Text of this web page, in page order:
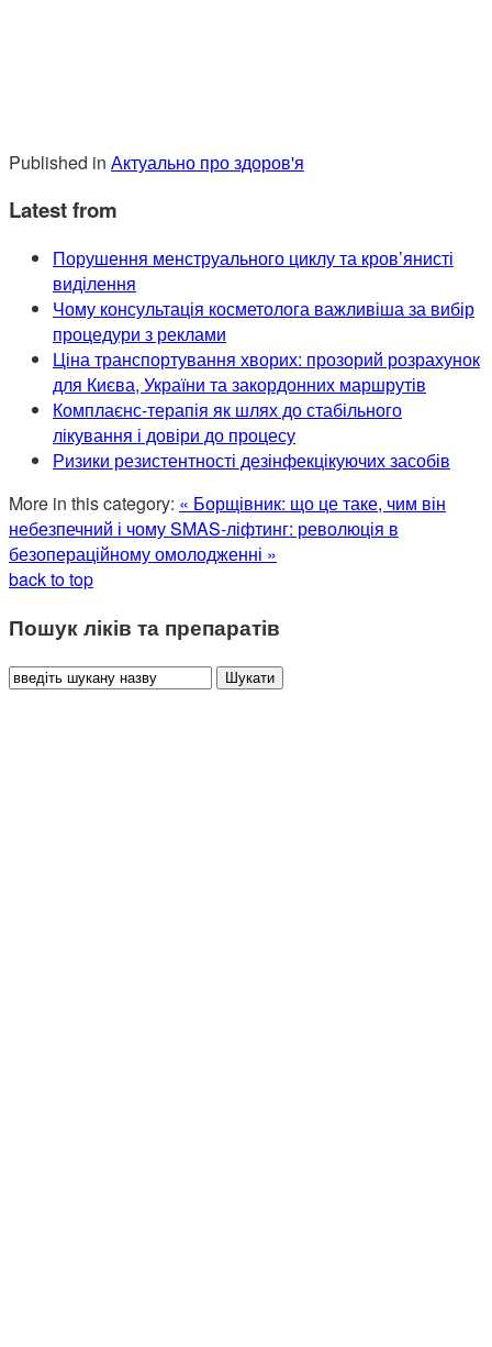
Published in Актуально про здоров'я
Latest from
Порушення менструального циклу та кров’янисті
виділення
Чому консультація косметолога важливіша за вибір
процедури з реклами
Ціна транспортування хворих: прозорий розрахунок
для Києва, України та закордонних маршрутів
Комплаєнс-терапія як шлях до стабільного
лікування і довіри до процесу
Ризики резистентності дезінфекцікуючих засобів
More in this category: « Борщівник: що це таке, чим він
небезпечний і чомуSMAS-ліфтинг: революція в
безопераційному омолодженні »
back to top
Пошук ліків та препаратів